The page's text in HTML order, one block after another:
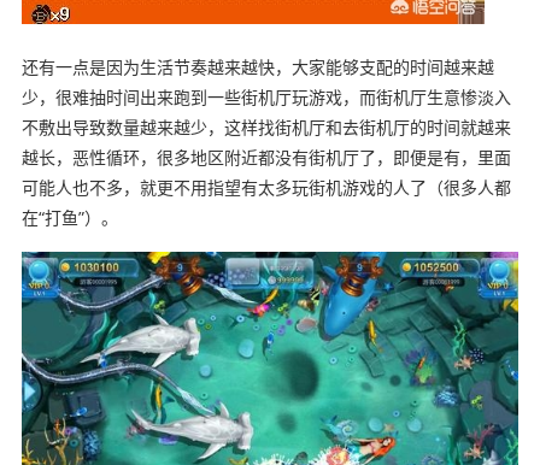
还有一点是因为生活节奏越来越快，大家能够支配的时间越来越
少，很难抽时间出来跑到一些街机厅玩游戏，而街机厅生意惨淡入
不敷出导致数量越来越少，这样找街机厅和去街机厅的时间就越来
越长，恶性循环，很多地区附近都没有街机厅了，即便是有，里面
可能人也不多，就更不用指望有太多玩街机游戏的人了（很多人都
在“打鱼”）。